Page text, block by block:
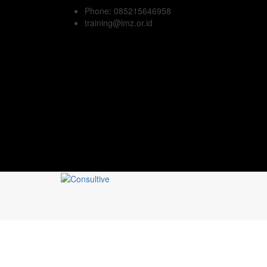
Phone: 085215646958
training@imz.or.id